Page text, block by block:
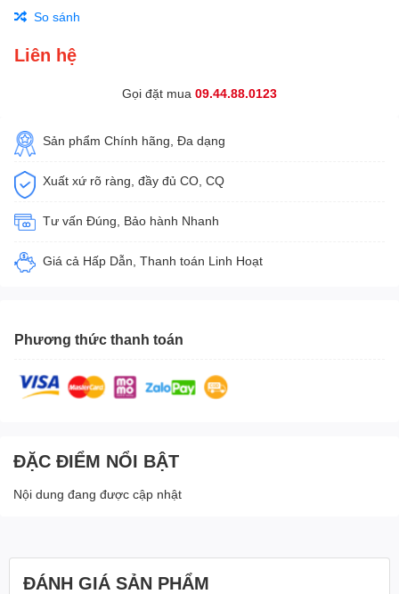
So sánh
Liên hệ
Gọi đặt mua 09.44.88.0123
Sản phẩm Chính hãng, Đa dạng
Xuất xứ rõ ràng, đầy đủ CO, CQ
Tư vấn Đúng, Bảo hành Nhanh
Giá cả Hấp Dẫn, Thanh toán Linh Hoạt
Phương thức thanh toán
ĐẶC ĐIỂM NỔI BẬT
Nội dung đang được cập nhật
ĐÁNH GIÁ SẢN PHẨM